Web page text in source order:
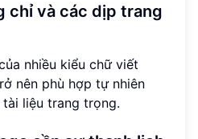
chỉ và các dịp trang
nhiều kiểu chữ viết
nên phù hợp tự nhiên
liệu trang trọng.